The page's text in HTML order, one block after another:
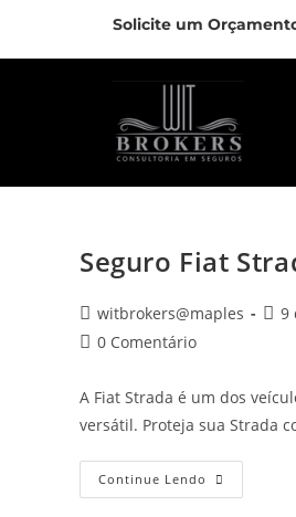
Solicite um
Seguro Fiat
witbrokers@maples 9
0 Comentário
A Fiat Strada é um dos
versátil. Proteja sua Strada
Continue Lendo